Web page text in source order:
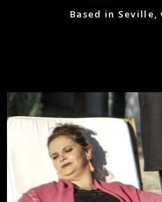
Based in Seville,